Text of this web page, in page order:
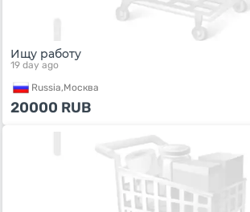
Ищу работу
19 day ago
Russia,Москва
20000 RUB